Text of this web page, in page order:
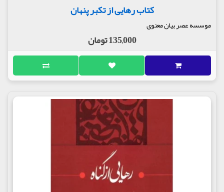
کتاب رهایی از تکبر پنهان
موسسه عصر بیان معنوی
135,000 تومان